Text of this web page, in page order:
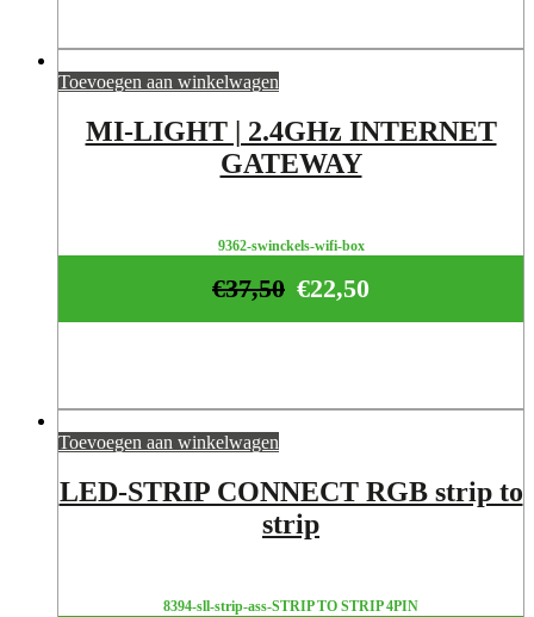
Toevoegen aan winkelwagen
MI-LIGHT | 2.4GHz INTERNET
GATEWAY
9362-swinckels-wifi-box
€22,50
€37,50
Toevoegen aan winkelwagen
LED-STRIP CONNECT RGB strip to
strip
8394-sll-strip-ass-STRIP TO STRIP 4PIN